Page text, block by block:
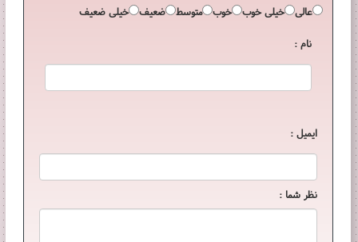
عالی
خیلی خوب خوب متوسط ضعیف
خیلی ضعیف
نام :
ایمیل :
نظر شما :